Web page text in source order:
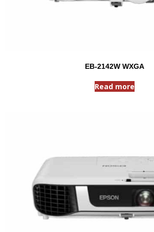
EB-2142W WXGA
Read more